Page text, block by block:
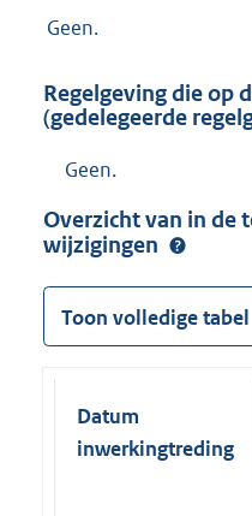
Geen.
Regelgeving die op
(gedelegeerde
Geen.
Overzicht van in de
wijzigingen
Toon volledige tabel
Datum
inwerkingtreding